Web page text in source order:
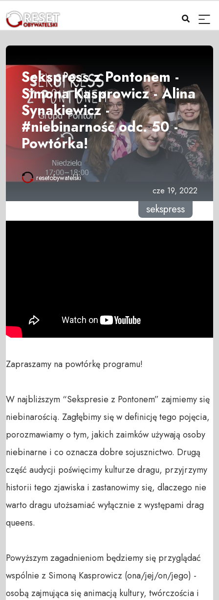
Sekspress z Pontonem -
Simona Kasprowicz - Alina
Synakiewicz -
#niebinarność odc. 50 -
Powtórka!
resetobywatelski
cze 19, 2022
sekspress
Zapraszamy na powtórkę programu!
W najbliższym “Sekspresie z Pontonem” zajmiemy się
niebinarością. Zagłębimy się w definicję tego pojęcia,
porozmawiamy o tym, jakich zaimków używają osoby
niebinarne i co oznacza dobre sojusznictwo. Drugą
część audycji poświęcimy kulturze dragu, przyjrzymy
historii tego zjawiska i zastanowimy się, dlaczego nie
warto dragu utożsamiać wyłącznie z występami drag
queens.
Powyższym zagadnieniom będziemy się przyglądać
wspólnie z Simoną Kasprowicz (ona/jej/on/jego) -
osobą zajmująca się animacją kultury, twórczościa i